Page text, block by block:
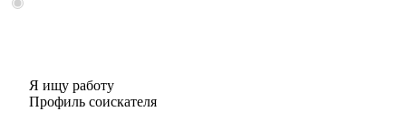
Я ищу работу
Профиль соискателя